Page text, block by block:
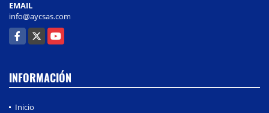
EMAIL
info@aycsas.com
Facebook
X YouTube
INFORMACIÓN
Inicio